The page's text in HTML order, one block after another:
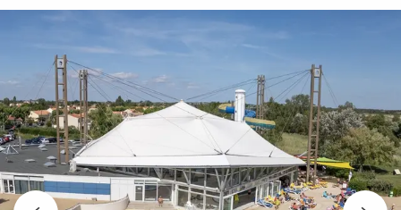
LOI – Centro acuático de Châtelaillon-Plage
(Châtelaillon-Plage) #2808222